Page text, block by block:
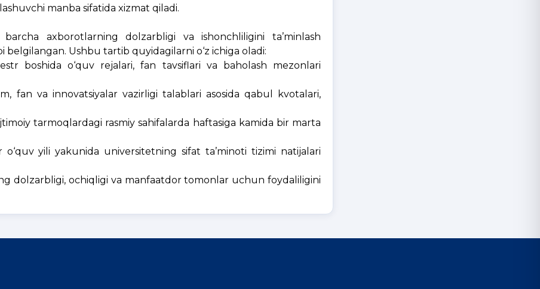
manba sifatida xizmat qiladi.
axborotlarning dolzarbligi va ishonchliligini ta’minlash
Ushbu tartib quyidagilarni o‘z ichiga oladi:
boshida o‘quv rejalari, fan tavsiflari va baholash mezonlari
fan va innovatsiyalar vazirligi talablari asosida qabul kvotalari,
tarmoqlardagi rasmiy sahifalarda haftasiga kamida bir marta
yili yakunida universitetning sifat ta’minoti tizimi natijalari
dolzarbligi, ochiqligi va manfaatdor tomonlar uchun foydaliligini